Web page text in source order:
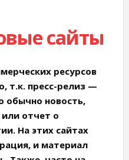
сайты
ресурсов
, т.к. пресс-релиз —
обычно новость,
отчет о
На этих сайтах
и материал